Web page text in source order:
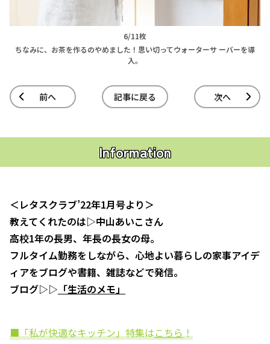
6/11枚
ちなみに、お茶を作るのやめました！思い切ってウォーターサ ーバーを導
入。
前へ 記事に戻る 次へ
Information
＜レタスクラブ’22年1月号より＞
教えてくれたのは▷中山あいこさん
高校1年の長男、年長の長女の母。
フルタイム勤務をしながら、心地よい暮らしの家事アイデ
ィアをブログや書籍、雑誌などで発信。
ブログ▷▷ 「生活のメモ」
■「私が快適なキッチン」特集はこちら！